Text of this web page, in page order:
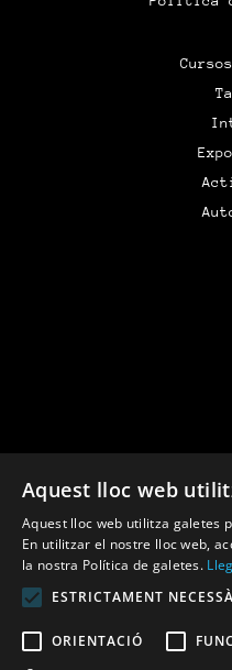
Financiado
Aquest lloc web
Aquest lloc web utilitza galetes
En utilitzar el nostre lloc web,
la nostra Política de galetes.
ESTRICTAMENT
ORIENTACIÓ